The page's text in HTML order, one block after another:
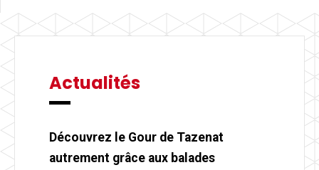
Actualités
Découvrez le Gour de Tazenat
autrement grâce aux balades